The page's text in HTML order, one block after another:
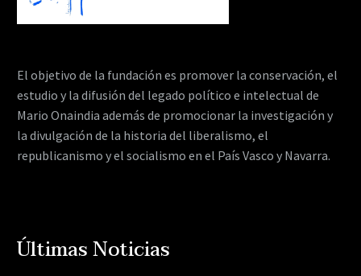
El objetivo de la fundación es promover la conservación, el
estudio y la difusión del legado político e intelectual de
Mario Onaindia además de promocionar la investigación y
la divulgación de la historia del liberalismo, el
republicanismo y el socialismo en el País Vasco y Navarra.
Últimas Noticias